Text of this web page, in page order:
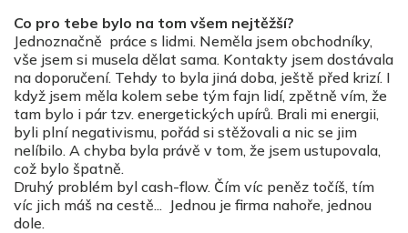
Co pro tebe bylo na tom všem nejtěžší?
Jednoznačně práce s lidmi. Neměla jsem obchodníky,
vše jsem si musela dělat sama. Kontakty jsem dostávala
na doporučení. Tehdy to byla jiná doba, ještě před krizí. I
když jsem měla kolem sebe tým fajn lidí, zpětně vím, že
tam bylo i pár tzv. energetických upírů. Brali mi energii,
byli plní negativismu, pořád si stěžovali a nic se jim
nelíbilo. A chyba byla právě v tom, že jsem ustupovala,
což bylo špatně.
Druhý problém byl cash-flow. Čím víc peněz točíš, tím
víc jich máš na cestě... Jednou je firma nahoře, jednou
dole.